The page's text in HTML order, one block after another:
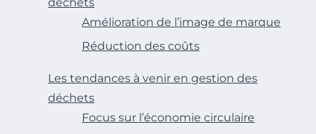
déchets
Amélioration de l’image de marque
Réduction des coûts
Les tendances à venir en gestion des
déchets
Focus sur l’économie circulaire